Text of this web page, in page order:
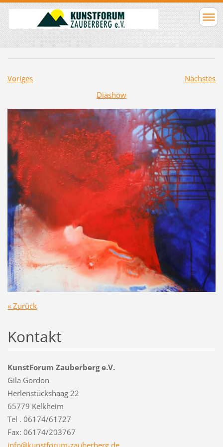
Voriges
Nächstes
Diashow
« Zurück
Kontakt
KunstForum Zauberberg e.V.
Gila Gordon
Herlenstückshaag 22
65779 Kelkheim
Tel . 06174/61727
Fax: 06174/203767
info@kunstforum-zauberberg.de